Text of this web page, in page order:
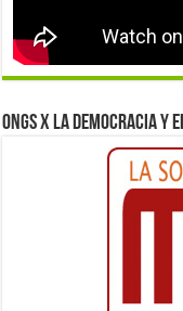
ONGs x la democracia